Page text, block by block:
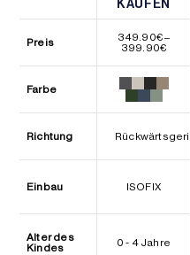
KAUFEN
KAUFEN
Preis 349.90€–
399.90€
bis
Farbe
Richtung
Einbau ISOFIX
Alter des
Kindes
0 - 4 Jahre